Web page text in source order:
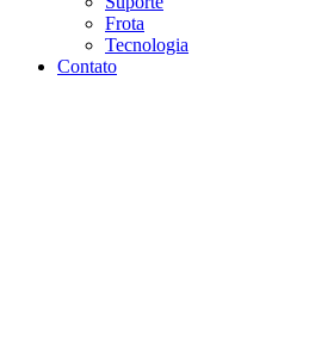
Frota
Tecnologia
Contato